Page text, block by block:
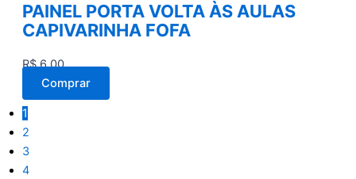
PAINEL PORTA VOLTA ÀS AULAS
CAPIVARINHA FOFA
R$6,00
Comprar
1
2
3
4